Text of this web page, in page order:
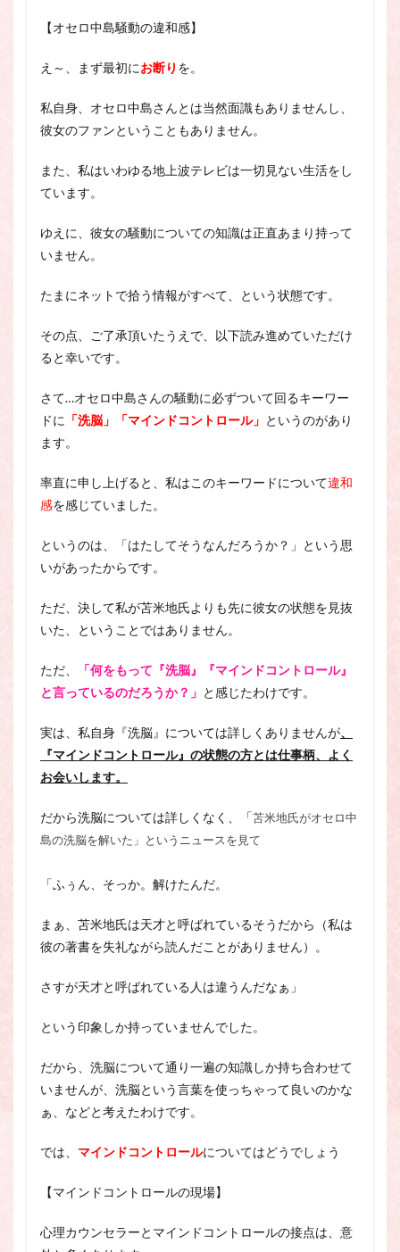
【オセロ中島騒動の違和感】
え～、まず最初にお断り を。
私自身、オセロ中島さんとは当然面識もありませんし、
彼女のファンということもありません。
また、私はいわゆる地上波テレビは一切見ない生活をし
ています。
ゆえに、彼女の騒動についての知識は正直あまり持って
いません。
たまにネットで拾う情報がすべて、という状態です。
その点、ご了承頂いたうえで、以下読み進めていただけ
ると幸いです。
さて…オセロ中島さんの騒動に必ずついて回るキーワー
ドに 「洗脳」「マインドコントロール」 というのがあり
ます。
率直に申し上げると、私はこのキーワードについて違和
感を感じていました。
というのは、「はたしてそうなんだろうか？」という思
いがあったからです。
ただ、決して私が苫米地氏よりも先に彼女の状態を見抜
いた、ということではありません。
ただ、
「何をもって『洗脳』『マインドコントロール』
と言っているのだろうか？」 と感じたわけです。
実は、私自身『洗脳』については詳しくありませんが、
『マインドコントロール』の状態の方とは仕事柄、よく
お会いします。
だから洗脳については詳しくなく、「苫米地氏がオセロ中
島の洗脳を解いた」というニュースを見て
「ふぅん、そっか。解けたんだ。
まぁ、苫米地氏は天才と呼ばれているそうだから（私は
彼の著書を失礼ながら読んだことがありません）。
さすが天才と呼ばれている人は違うんだなぁ」
という印象しか持っていませんでした。
だから、洗脳について通り一遍の知識しか持ち合わせて
いませんが、洗脳という言葉を使っちゃって良いのかな
ぁ、などと考えたわけです。
では、 マインドコントロールについてはどうでしょう
【マインドコントロールの現場】
心理カウンセラーとマインドコントロールの接点は、意